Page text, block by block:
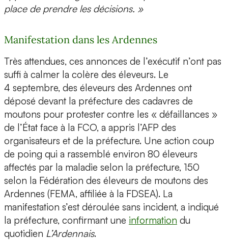
place de prendre les décisions. »
Manifestation dans les Ardennes
Très attendues, ces annonces de l’exécutif n’ont pas
suffi à calmer la colère des éleveurs. Le
4 septembre, des éleveurs des Ardennes ont
déposé devant la préfecture des cadavres de
moutons pour protester contre les « défaillances »
de l’État face à la FCO, a appris l’AFP des
organisateurs et de la préfecture. Une action coup
de poing qui a rassemblé environ 80 éleveurs
affectés par la maladie selon la préfecture, 150
selon la Fédération des éleveurs de moutons des
Ardennes (FEMA, affiliée à la FDSEA). La
manifestation s’est déroulée sans incident, a indiqué
la préfecture, confirmant une information du
quotidien L’Ardennais.